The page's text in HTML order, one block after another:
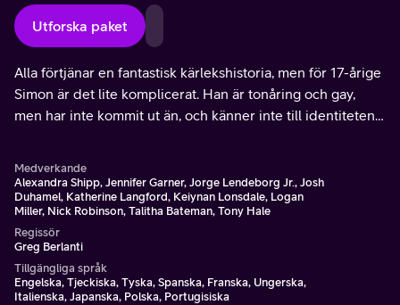
Utforska paket
Alla förtjänar en fantastisk kärlekshistoria, men för 17-årige
Simon är det lite komplicerat. Han är tonåring och gay,
men har inte kommit ut än, och känner inte till identiteten
Medverkande
Alexandra Shipp, Jennifer Garner, Jorge Lendeborg Jr., Josh
Duhamel, Katherine Langford, Keiynan Lonsdale, Logan
Miller, Nick Robinson, Talitha Bateman, Tony Hale
Regissör
Greg Berlanti
Tillgängliga språk
Engelska, Tjeckiska, Tyska, Spanska, Franska, Ungerska,
Italienska, Japanska, Polska, Portugisiska